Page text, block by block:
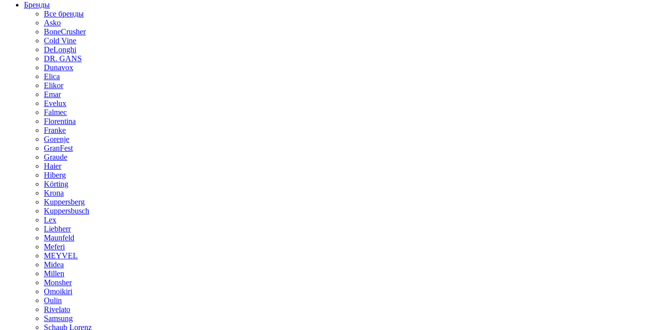
Бренды
Все бренды
Asko
BoneCrusher
Cold Vine
DeLonghi
DR. GANS
Dunavox
Elica
Elikor
Emar
Evelux
Falmec
Florentina
Franke
Gorenje
GranFest
Graude
Haier
Hiberg
Körting
Krona
Kuppersberg
Kuppersbusch
Lex
Liebherr
Maunfeld
Meferi
MEYVEL
Midea
Millen
Monsher
Omoikiri
Oulin
Rivelato
Samsung
Schaub Lorenz